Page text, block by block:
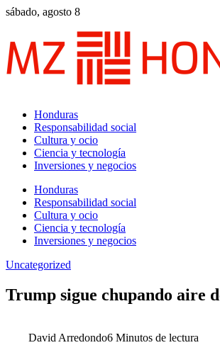
sábado, agosto 8
Honduras
Responsabilidad social
Cultura y ocio
Ciencia y tecnología
Inversiones y negocios
Honduras
Responsabilidad social
Cultura y ocio
Ciencia y tecnología
Inversiones y negocios
Uncategorized
Trump sigue chupando aire
David Arredondo6 Minutos de lectura